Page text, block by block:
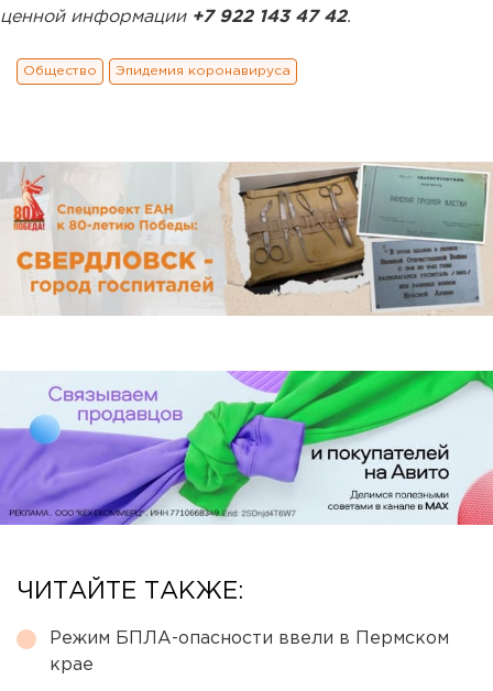
ценной информации +7 922 143 47 42.
Общество Эпидемия коронавируса
ЧИТАЙТЕ ТАКЖЕ:
Режим БПЛА-опасности ввели в Пермском
крае